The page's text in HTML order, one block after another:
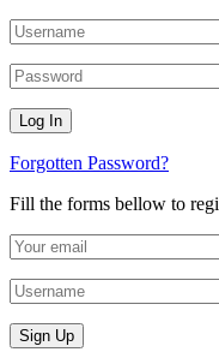
Forgotten Password?
Fill the forms bellow to